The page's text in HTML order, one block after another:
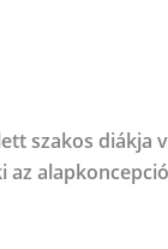
szakos diákja